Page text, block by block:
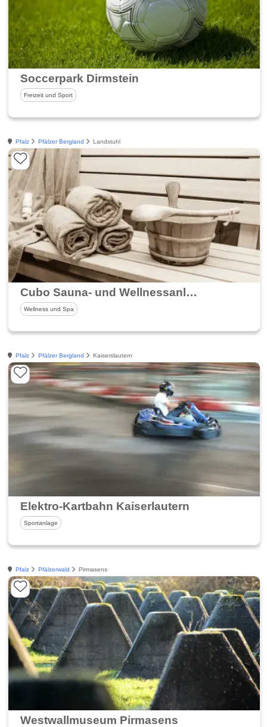
Soccerpark Dirmstein
Freizeit und Sport
Pfalz Pfälzer Bergland Landstuhl
Cubo Sauna- und Wellnessanlage
Wellness und Spa
Pfalz Pfälzer Bergland Kaiserslautern
Elektro-Kartbahn Kaiserlautern
Sportanlage
Pfalz Pfälzerwald Pirmasens
Westwallmuseum Pirmasens